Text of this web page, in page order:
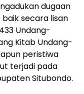
dugaan
secara lisan
Undang-
Kitab Undang-
peristiwa
terjadi pada
Situbondo.